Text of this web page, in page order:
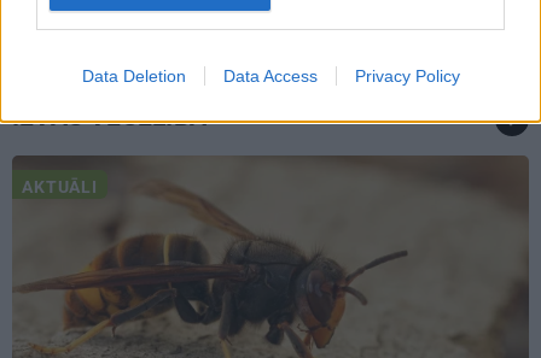
Data Deletion Data Access Privacy Policy
IEVAS VESELĪBA
AKTUĀLI